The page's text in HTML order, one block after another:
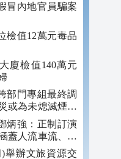
冒內地官員騙案
檢值12萬元毒品
廈檢值140萬元
部門專組最終調
或為未熄滅煙頭
炳強：正制訂演
蓋人流車流、緊
舉辦文旅資源交